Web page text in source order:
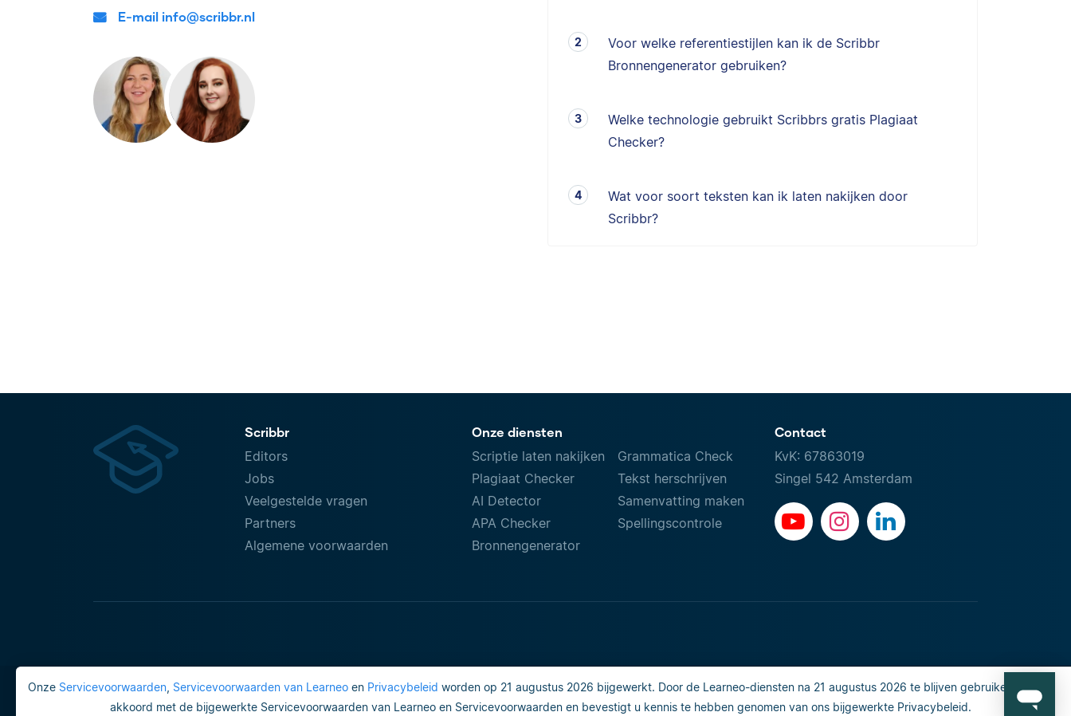
Onze Servicevoorwaarden Servicevoorwaarden van Learneo en Privacybeleid worden op 21 augustus 2026 bijgewerkt. Door de Learneo-diensten na 21 augustus 2026 te blijven gebruiken, gaat u
akkoord met de bijgewerkte Servicevoorwaarden van Learneo en Servicevoorwaarden en bevestigt u kennis te hebben genomen van ons bijgewerkte Privacybeleid.
E-mail info@scribbr.nl
Voor welke referentiestijlen kan ik de Scribbr
Bronnengenerator gebruiken?
Welke technologie gebruikt Scribbrs gratis Plagiaat
Checker?
Wat voor soort teksten kan ik laten nakijken door
Scribbr?
Scribbr
Editors
Jobs
Veelgestelde vragen
Partners
Algemene voorwaarden
Onze diensten
Scriptie laten nakijken
Plagiaat Checker
AI Detector
APA Checker
Bronnengenerator
Grammatica Check
Tekst herschrijven
Samenvatting maken
Spellingscontrole
Contact
KvK: 67863019
Singel 542 Amsterdam
Gebruiksvoorwaarden Do not sell or share my personal info Veiligheid en privacy